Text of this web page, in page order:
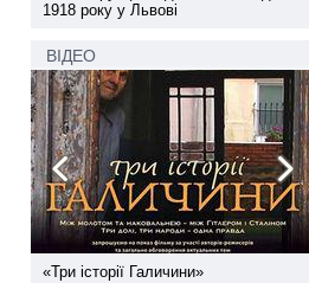
1918 року у Львові
ВІДЕО
«Три історії Галичини»